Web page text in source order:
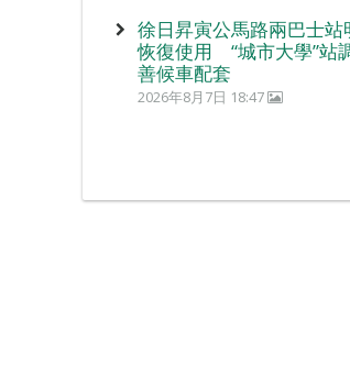
徐日昇寅公馬路兩巴士站
恢復使用 “城市大學”
善候車配套
2026年8月7日 18:47